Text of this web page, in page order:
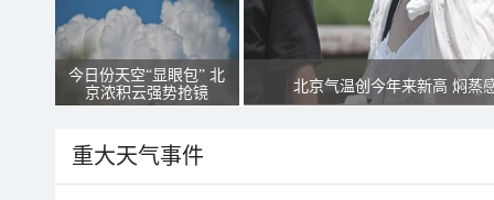
今日份天空“显眼包” 北
京浓积云强势抢镜
北京气温创今年来新高 焖蒸
重大天气事件